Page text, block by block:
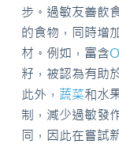
步。過敏友善飲
的食物，同時增
材。例如，富含
籽，被認為有助
此外， 蔬菜和水
制，減少過敏發
同，因此在嘗試